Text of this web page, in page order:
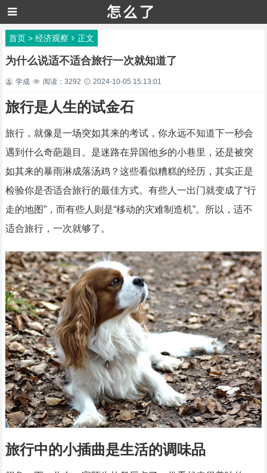
首页> 经济观察 正文
为什么说适不适合旅行一次就知道了
学成 阅读：3292 2024-10-05 15:13:01
旅行是人生的试金石
旅行，就像是一场突如其来的考试，你永远不知道下一秒会
遇到什么奇葩题目。是迷路在异国他乡的小巷里，还是被突
如其来的暴雨淋成落汤鸡？这些看似糟糕的经历，其实正是
检验你是否适合旅行的最佳方式。有些人一出门就变成了“行
走的地图”，而有些人则是“移动的灾难制造机”。所以，适不
适合旅行，一次就够了。
旅行中的小插曲是生活的调味品